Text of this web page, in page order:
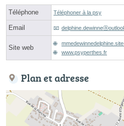
Téléphone Téléphoner à la psy
Email
Site web
www.psyperthes.fr
Plan et adresse